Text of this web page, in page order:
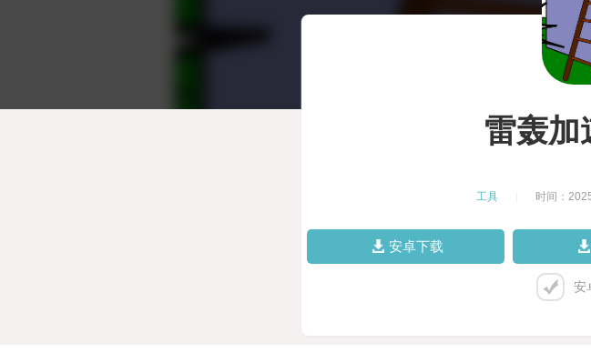
雷轰加
工具 时间：
安卓下载
安